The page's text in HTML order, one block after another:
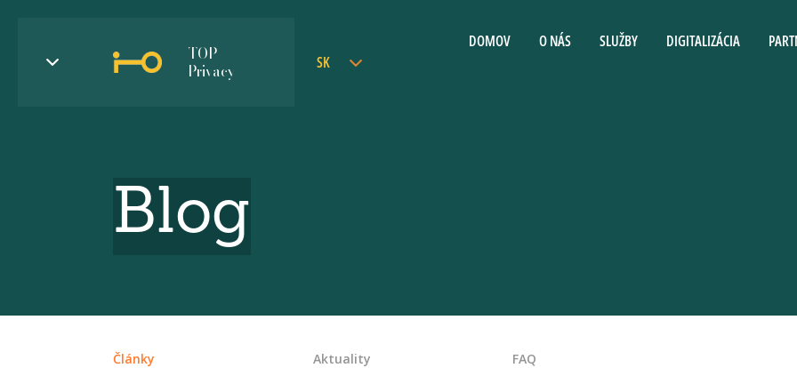
TOP
Privacy
SK
DOMOV O NÁS SLUŽBY DIGITALIZÁCIA
Blog
Články Aktuality FAQ